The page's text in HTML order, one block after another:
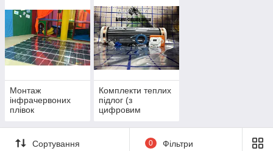
Монтаж
інфрачервоних
плівок
Комплекти теплих
підлог (з
цифровим
Enerpia EP 305
Сортування
0 Фільтри